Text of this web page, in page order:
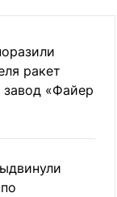
ракет
«Файер